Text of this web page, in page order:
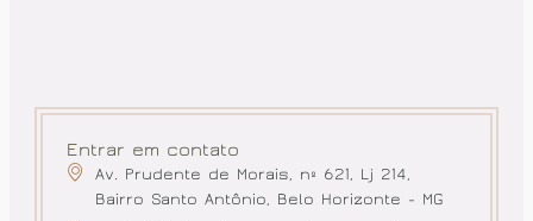
Entrar em contato
Av. Prudente de Morais, nº 621, Lj 214,
Bairro Santo Antônio, Belo Horizonte - MG